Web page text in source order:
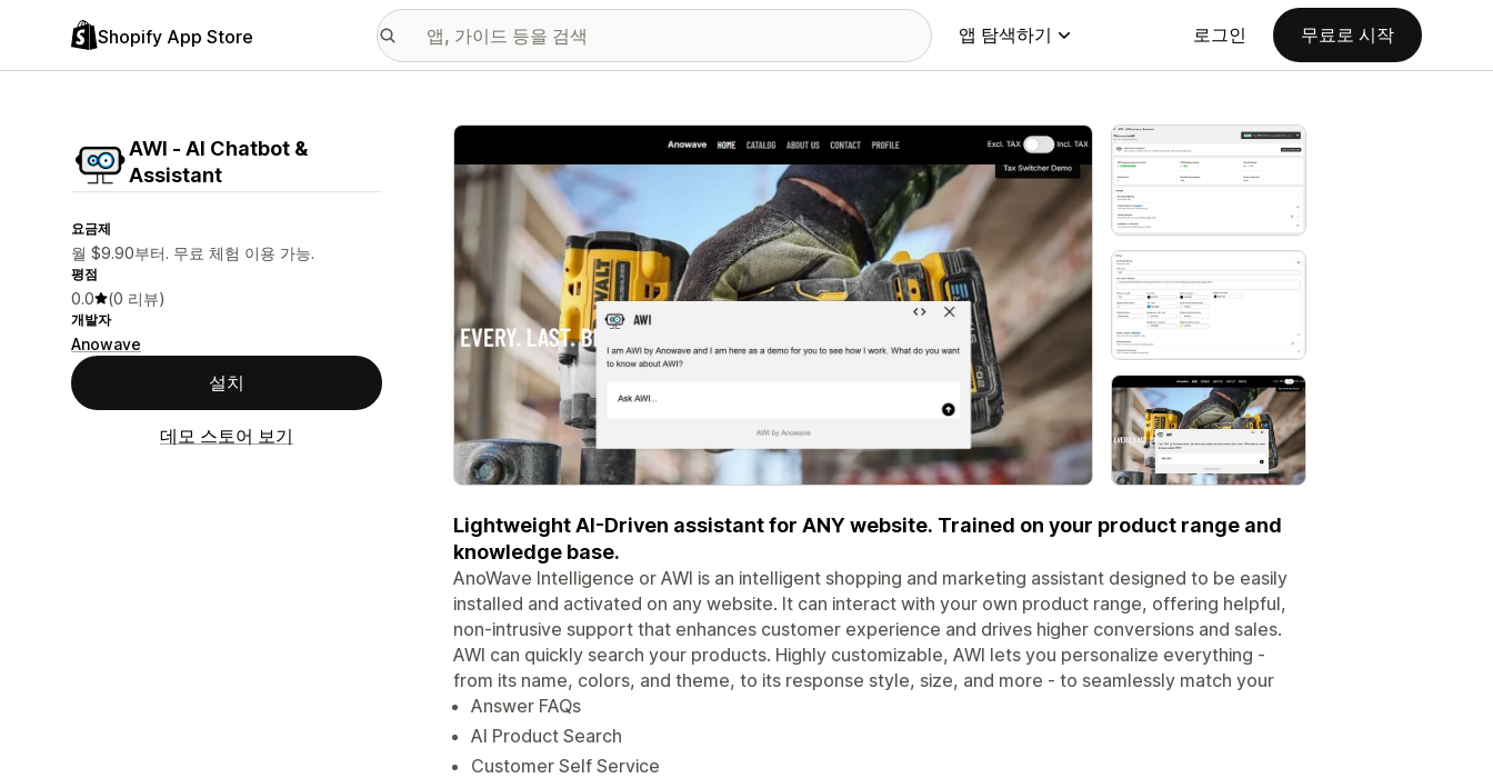
Shopify App Store 앱 탐색하기 로그인 무료로 시작
AWI ‑ AI Chatbot &
Assistant
요금제
월 $9.90부터. 무료 체험 이용 가능.
평점
0.0 (0 리뷰)
개발자
Anowave
설치
데모 스토어 보기
추천 이미지 갤러리
Lightweight AI-Driven assistant for ANY website. Trained on your product range and
knowledge base.
AnoWave Intelligence or AWI is an intelligent shopping and marketing assistant designed to be easily
installed and activated on any website. It can interact with your own product range, offering helpful,
non-intrusive support that enhances customer experience and drives higher conversions and sales.
AWI can quickly search your products. Highly customizable, AWI lets you personalize everything -
from its name, colors, and theme, to its response style, size, and more - to seamlessly match your
Answer FAQs
AI Product Search
Customer Self Service